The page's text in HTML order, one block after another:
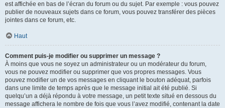
est affichée en bas de l’écran du forum ou du sujet. Par exemple : vous pouvez
publier de nouveaux sujets dans ce forum, vous pouvez transférer des pièces
jointes dans ce forum, etc.
Haut
Comment puis-je modifier ou supprimer un message ?
À moins que vous ne soyez un administrateur ou un modérateur du forum,
vous ne pouvez modifier ou supprimer que vos propres messages. Vous
pouvez modifier un de vos messages en cliquant le bouton adéquat, parfois
dans une limite de temps après que le message initial ait été publié. Si
quelqu’un a déjà répondu à votre message, un petit texte situé en dessous du
message affichera le nombre de fois que vous l’avez modifié, contenant la date